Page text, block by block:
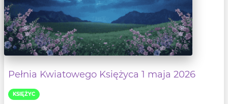
Pełnia Kwiatowego Księżyca 1 maja 2026
KSIĘŻYC